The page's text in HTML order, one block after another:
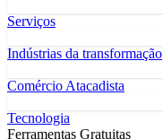
Serviços
Indústrias da transformação
Comércio Atacadista
Tecnologia
Ferramentas Gratuitas